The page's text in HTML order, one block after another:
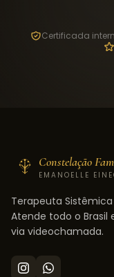
Certificada
Constelação
EMANOELLE
Terapeuta
Atende todo o Brasil
via videochamada.